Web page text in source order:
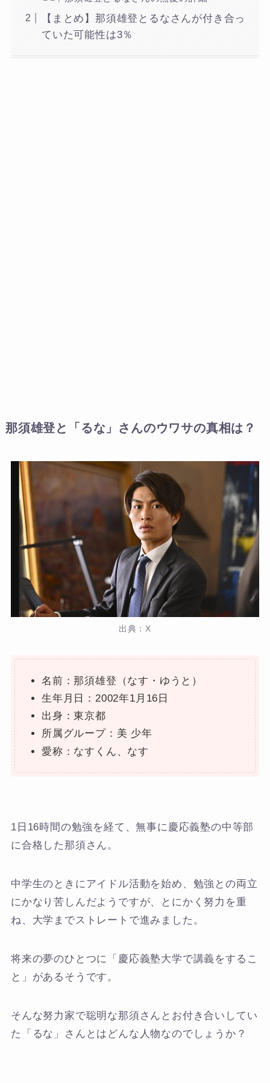
【まとめ】那須雄登とるなさんが付き合っ
ていた可能性は3％
那須雄登と「るな」さんのウワサの真相は？
出典：X
名前：那須雄登（なす・ゆうと）
生年月日：2002年1月16日
出身：東京都
所属グループ：美 少年
愛称：なすくん、なす
1日16時間の勉強を経て、無事に慶応義塾の中等部
に合格した那須さん。
中学生のときにアイドル活動を始め、勉強との両立
にかなり苦しんだようですが、とにかく努力を重
ね、大学までストレートで進みました。
将来の夢のひとつに「慶応義塾大学で講義をするこ
と」があるそうです。
そんな努力家で聡明な那須さんとお付き合いしてい
た「るな」さんとはどんな人物なのでしょうか？